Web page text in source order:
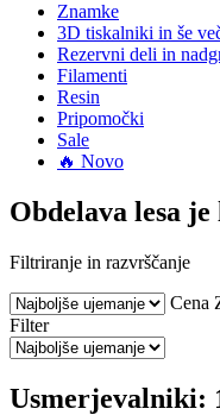
Znamke
3D tiskalniki in še
Rezervni deli in
Filamenti
Resin
Pripomočki
Sale
🔥 Novo
Obdelava lesa
Filtriranje in razvrščanje
Cena
Filter
Usmerjevalniki: